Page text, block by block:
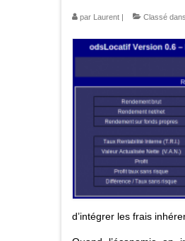
par Laurent Classé
d’intégrer les frais